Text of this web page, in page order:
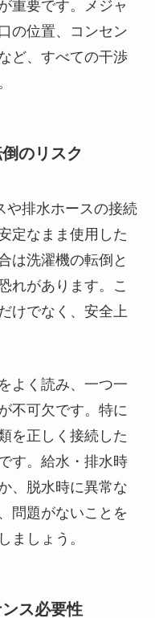
重要です。メジャ
の位置、コンセン
ど、すべての干渉
のリスク
や排水ホースの接続
定なまま使用した
は洗濯機の転倒と
れがあります。こ
けでなく、安全上
よく読み、一つ一
不可欠です。特に
を正しく接続した
す。給水・排水時
、脱水時に異常な
問題がないことを
ましょう。
ス必要性